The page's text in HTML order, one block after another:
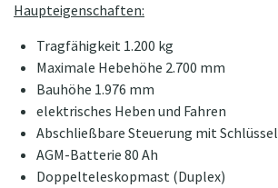
Haupteigenschaften:
Tragfähigkeit 1.200 kg
Maximale Hebehöhe 2.700 mm
Bauhöhe 1.976 mm
elektrisches Heben und Fahren
Abschließbare Steuerung mit Schlüssel
AGM-Batterie 80 Ah
Doppelteleskopmast (Duplex)